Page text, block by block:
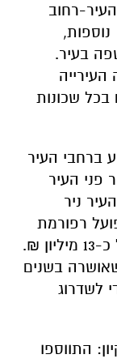
רחוב
בעיר.
בכל שכונות
ברחבי העיר
פני העיר
ניר
רפורמת
הניקיון שיזם ברקת בהיקף שנתי של כ-13 מיליון ₪.
בשנים
לשדרוג
התווספו